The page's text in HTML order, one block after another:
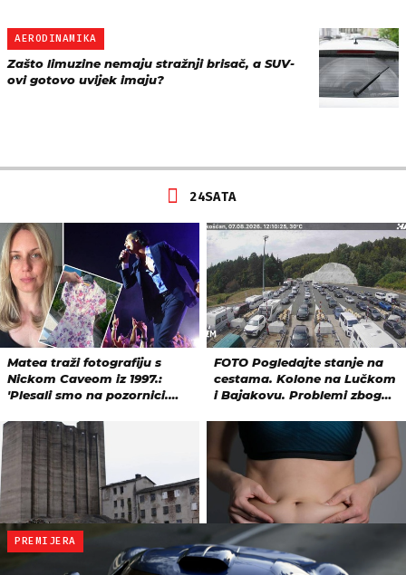
AERODINAMIKA
Zašto limuzine nemaju stražnji brisač, a SUV-
ovi gotovo uvijek imaju?
PREMIJERA